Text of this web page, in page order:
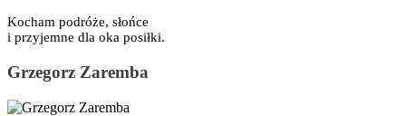
Kocham podróże, słońce
i przyjemne dla oka posiłki.
Grzegorz Zaremba